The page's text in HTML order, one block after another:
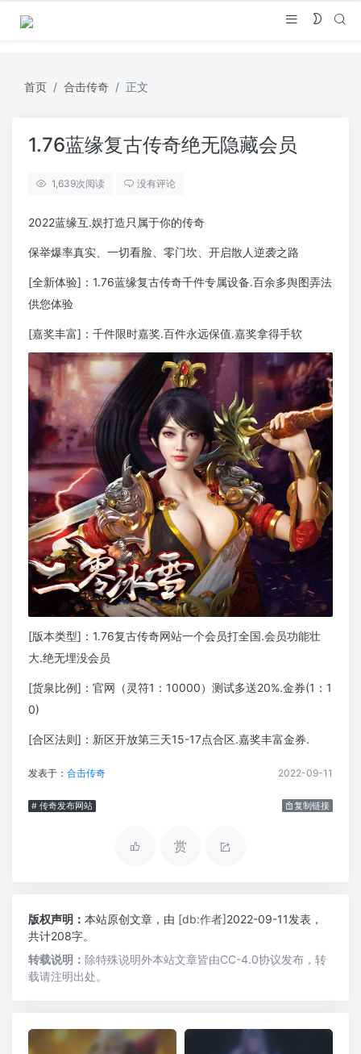
首页 合击传奇 正文
1.76蓝缘复古传奇绝无隐藏会员
1,639次阅读 没有评论
2022蓝缘互.娱打造只属于你的传奇
保举爆率真实、一切看脸、零门坎、开启散人逆袭之路
[全新体验]：1.76蓝缘复古传奇千件专属设备.百余多舆图弄法
供您体验
[嘉奖丰富]：千件限时嘉奖.百件永远保值.嘉奖拿得手软
[版本类型]：1.76复古传奇网站一个会员打全国.会员功能壮
大.绝无埋没会员
[货泉比例]：官网（灵符1：10000）测试多送20%.金券(1：1
0)
[合区法则]：新区开放第三天15-17点合区.嘉奖丰富金券.
发表于： 合击传奇 2022-09-11
# 传奇发布网站 复制链接
赏
版权声明： 本站原创文章，由 [db:作者]2022-09-11发表，
共计208字。
转载说明： 除特殊说明外本站文章皆由CC-4.0协议发布，转
载请注明出处。